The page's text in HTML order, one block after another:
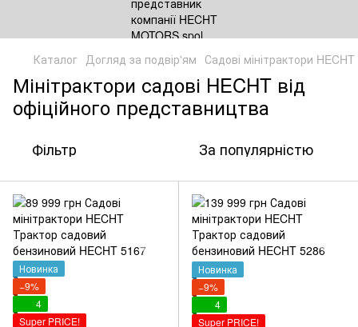
Каталог Догляд за подвір'ям Садові мінітрактори HECHT
Мінітрактори садові HECHT від
офіційного представництва
Фільтр За популярністю
Новинка
−9%
4
Super PRICE!
Новинка
−9%
4
Super PRICE!